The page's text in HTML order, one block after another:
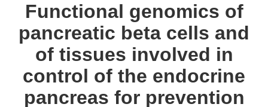
Functional genomics of
pancreatic beta cells and
of tissues involved in
control of the endocrine
pancreas for prevention